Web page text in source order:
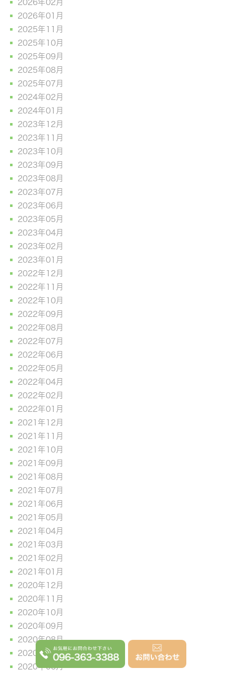
2026年02月
2026年01月
2025年11月
2025年10月
2025年09月
2025年08月
2025年07月
2024年02月
2024年01月
2023年12月
2023年11月
2023年10月
2023年09月
2023年08月
2023年07月
2023年06月
2023年05月
2023年04月
2023年02月
2023年01月
2022年12月
2022年11月
2022年10月
2022年09月
2022年08月
2022年07月
2022年06月
2022年05月
2022年04月
2022年02月
2022年01月
2021年12月
2021年11月
2021年10月
2021年09月
2021年08月
2021年07月
2021年06月
2021年05月
2021年04月
2021年03月
2021年02月
2021年01月
2020年12月
2020年11月
2020年10月
2020年09月
2020年08月
2020年07月
2020年06月